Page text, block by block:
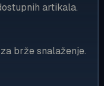
artikala.
brže snalaženje.